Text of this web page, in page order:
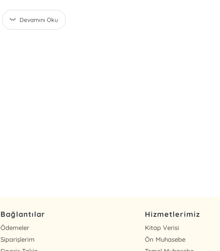
Devamını Oku
Bağlantılar
Ödemeler
Siparişlerim
Hizmetlerimiz
Kitap Verisi
Ön Muhasebe